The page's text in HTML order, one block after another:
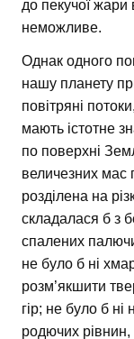
до пекучої жари
неможливе.
Однак одного
нашу планету
повітряні
мають істотне
по поверхні
величезних мас
розділена на
складалася б з
спалених
не було б ні
розм’якшити
гір; не було б ні
родючих